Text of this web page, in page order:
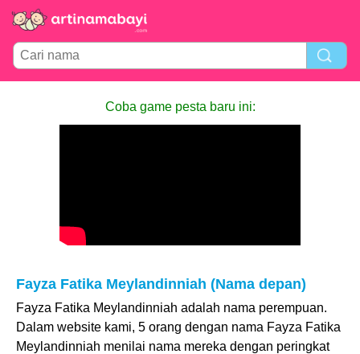
Coba game pesta baru ini:
Fayza Fatika Meylandinniah (Nama depan)
Fayza Fatika Meylandinniah adalah nama perempuan.
Dalam website kami, 5 orang dengan nama Fayza Fatika
Meylandinniah menilai nama mereka dengan peringkat